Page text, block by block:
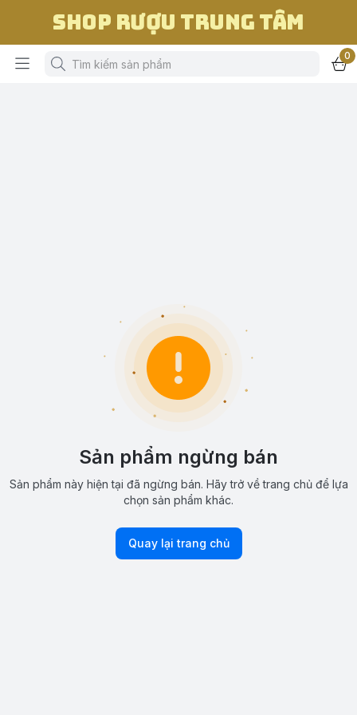
Shop Rượu Trung Tâm
0
Sản phẩm ngừng bán
Sản phẩm này hiện tại đã ngừng bán. Hãy trở về trang chủ để lựa
chọn sản phẩm khác.
Quay lại trang chủ